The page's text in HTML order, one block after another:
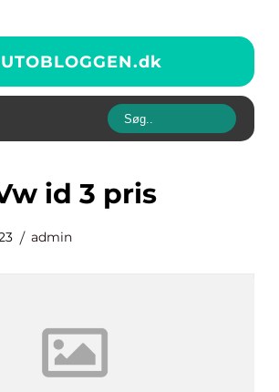
dk
vw id 3 pris
admin